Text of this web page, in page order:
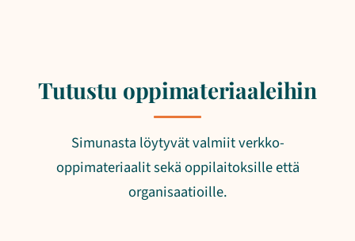
Tutustu oppimateriaaleihin
Simunasta löytyvät valmiit verkko-
oppimateriaalit sekä oppilaitoksille että
organisaatioille.